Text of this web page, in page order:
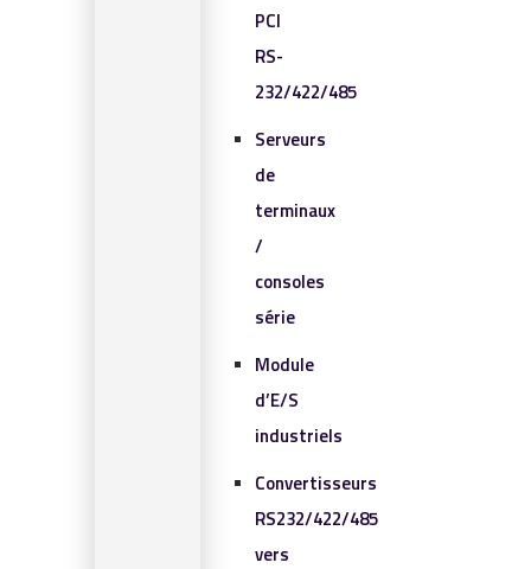
PCI
RS-
232/422/485
Serveurs
de
terminaux
/
consoles
série
Module
d’E/S
industriels
Convertisseurs
RS232/422/485
vers